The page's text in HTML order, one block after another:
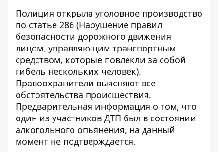
Полиция открыла уголовное производство
по статье 286 (Нарушение правил
безопасности дорожного движения
лицом, управляющим транспортным
средством, которые повлекли за собой
гибель нескольких человек).
Правоохранители выясняют все
обстоятельства происшествия.
Предварительная информация о том, что
один из участников ДТП был в состоянии
алкогольного опьянения, на данный
момент не подтверждается.